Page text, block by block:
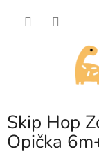
Skip Hop
Opička